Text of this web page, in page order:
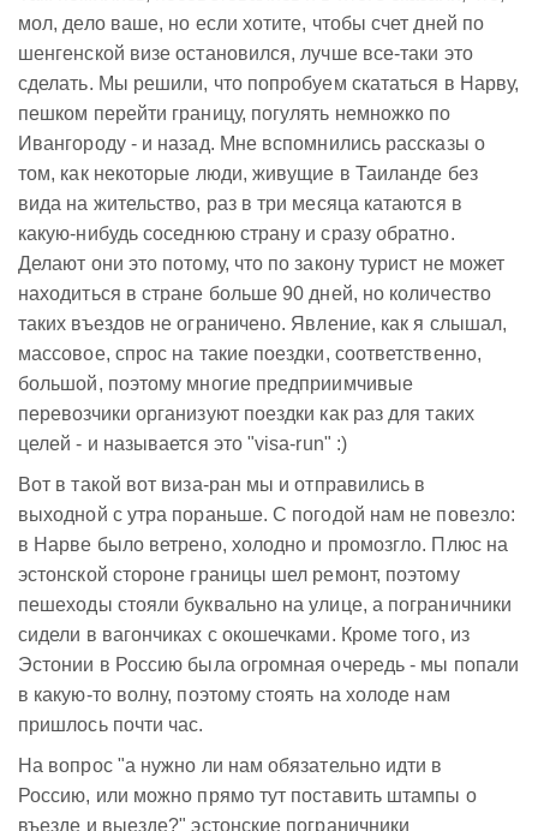
мол, дело ваше, но если хотите, чтобы счет дней по
шенгенской визе остановился, лучше все-таки это
сделать. Мы решили, что попробуем скататься в Нарву,
пешком перейти границу, погулять немножко по
Ивангороду - и назад. Мне вспомнились рассказы о
том, как некоторые люди, живущие в Таиланде без
вида на жительство, раз в три месяца катаются в
какую-нибудь соседнюю страну и сразу обратно.
Делают они это потому, что по закону турист не может
находиться в стране больше 90 дней, но количество
таких въездов не ограничено. Явление, как я слышал,
массовое, спрос на такие поездки, соответственно,
большой, поэтому многие предприимчивые
перевозчики организуют поездки как раз для таких
целей - и называется это "visa-run" :)
Вот в такой вот виза-ран мы и отправились в
выходной с утра пораньше. С погодой нам не повезло:
в Нарве было ветрено, холодно и промозгло. Плюс на
эстонской стороне границы шел ремонт, поэтому
пешеходы стояли буквально на улице, а пограничники
сидели в вагончиках с окошечками. Кроме того, из
Эстонии в Россию была огромная очередь - мы попали
в какую-то волну, поэтому стоять на холоде нам
пришлось почти час.
На вопрос "а нужно ли нам обязательно идти в
Россию, или можно прямо тут поставить штампы о
въезде и выезде?" эстонские пограничники